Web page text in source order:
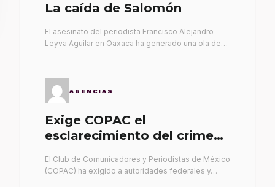
La caída de Salomón
El asesinato del periodista Francisco Alejandro
Leyva Aguilar en Oaxaca ha generado una ola de…
AGENCIAS
Exige COPAC el
esclarecimiento del crimen
El Club de Comunicadores y Periodistas de México
(COPAC) ha exigido a autoridades federales y…